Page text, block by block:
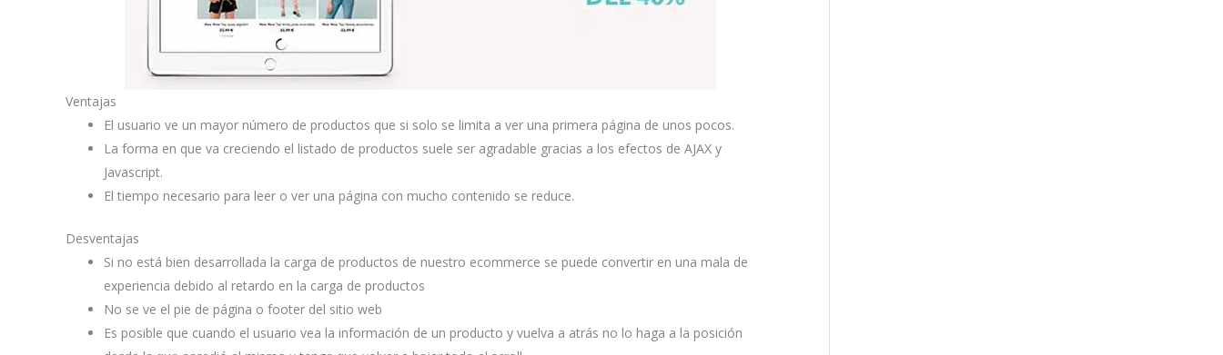
Ventajas
El usuario ve un mayor número de productos que si solo se limita a ver una primera página de unos pocos.
La forma en que va creciendo el listado de productos suele ser agradable gracias a los efectos de AJAX y
Javascript.
El tiempo necesario para leer o ver una página con mucho contenido se reduce.
Desventajas
Si no está bien desarrollada la carga de productos de nuestro ecommerce se puede convertir en una mala de
experiencia debido al retardo en la carga de productos
No se ve el pie de página o footer del sitio web
Es posible que cuando el usuario vea la información de un producto y vuelva a atrás no lo haga a la posición